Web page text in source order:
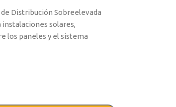
Distribución Sobreelevada
instalaciones solares,
los paneles y el sistema